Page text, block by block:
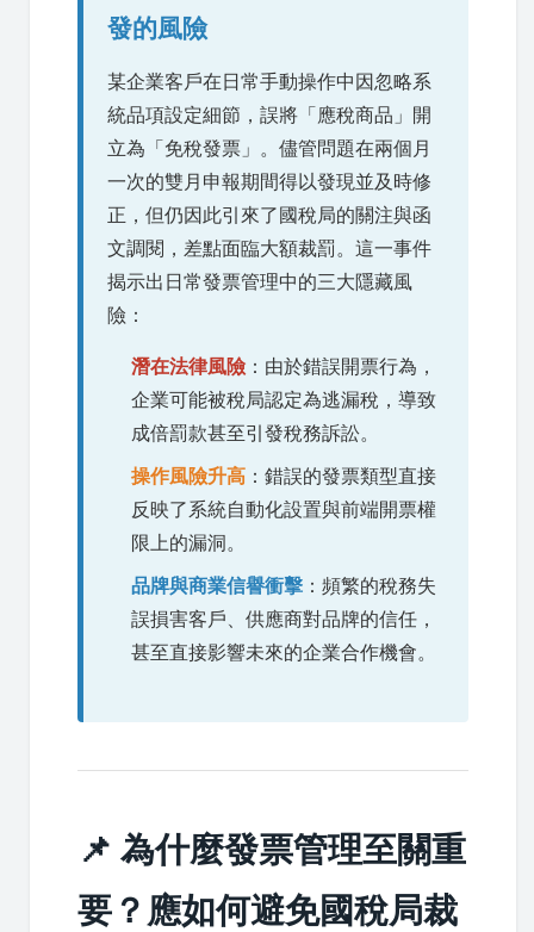
發的風險
某企業客戶在日常手動操作中因忽略系
統品項設定細節，誤將「應稅商品」開
立為「免稅發票」。儘管問題在兩個月
一次的雙月申報期間得以發現並及時修
正，但仍因此引來了國稅局的關注與函
文調閱，差點面臨大額裁罰。這一事件
揭示出日常發票管理中的三大隱藏風
險：
潛在法律風險 ：由於錯誤開票行為，
企業可能被稅局認定為逃漏稅，導致
成倍罰款甚至引發稅務訴訟。
操作風險升高 ：錯誤的發票類型直接
反映了系統自動化設置與前端開票權
限上的漏洞。
品牌與商業信譽衝擊 ：頻繁的稅務失
誤損害客戶、供應商對品牌的信任，
甚至直接影響未來的企業合作機會。
📌 為什麼發票管理至關重
要？應如何避免國稅局裁